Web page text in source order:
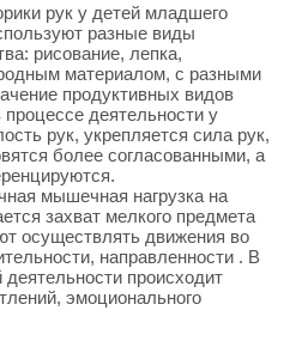
рук у детей младшего
разные виды
рисование, лепка,
материалом, с разными
продуктивных видов
деятельности у
рук, укрепляется сила рук,
более согласованными, а
мышечная нагрузка на
захват мелкого предмета
осуществлять движения во
направленности . В
происходит
эмоционального